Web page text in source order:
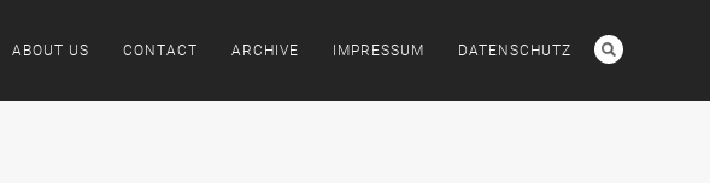
ABOUT US CONTACT ARCHIVE IMPRESSUM DATENSCHUTZ